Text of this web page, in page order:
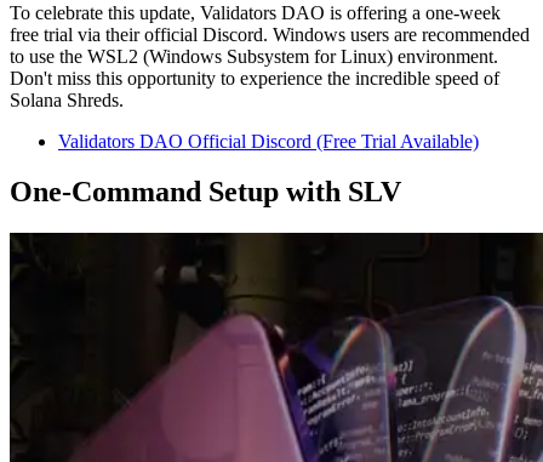
To celebrate this update, Validators DAO is offering a one-week
free trial via their official Discord. Windows users are recommended
to use the WSL2 (Windows Subsystem for Linux) environment.
Don't miss this opportunity to experience the incredible speed of
Solana Shreds.
Validators DAO Official Discord (Free Trial Available)
One-Command Setup with SLV